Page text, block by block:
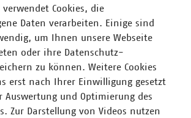
verwendet Cookies, die
Daten verarbeiten. Einige sind
um Ihnen unsere Webseite
oder ihre Datenschutz-
zu können. Weitere Cookies
erst nach Ihrer Einwilligung gesetzt
Auswertung und Optimierung des
Zur Darstellung von Videos nutzen